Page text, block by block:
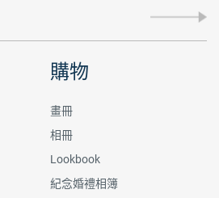
購物
畫冊
相冊
Lookbook
紀念婚禮相簿